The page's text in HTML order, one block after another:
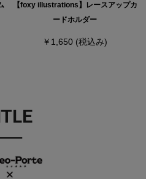
【foxy illustrations】レースアップカ
ードホルダー
￥1,650 (税込み)